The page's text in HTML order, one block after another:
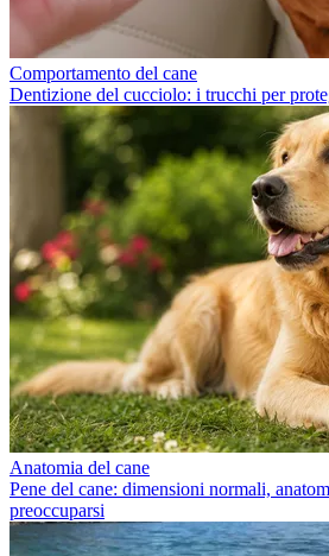
Comportamento del cane
Dentizione del cucciolo: i trucchi per
Anatomia del cane
Pene del cane: dimensioni normali,
preoccuparsi